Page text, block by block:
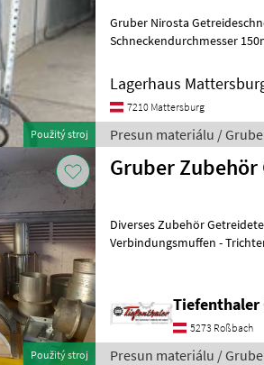
Použitý stroj
Gruber Nirosta
Schneckendurchmesser 150mm, Schneckenlänge
Lagerhaus
7210 Mattersburg
Presun materiálu /
Použitý stroj
Gruber
Diverses Zubehör Getreidetechnik -
Verbindungsmuffen - Trichter - Schieber
Tiefenthaler
5273 Roßbach
Presun materiálu /